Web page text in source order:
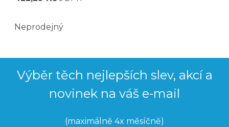
Neprodejný
Výběr těch nejlepších slev, akcí a
novinek na váš e-mail
(maximálně 4x měsíčně)